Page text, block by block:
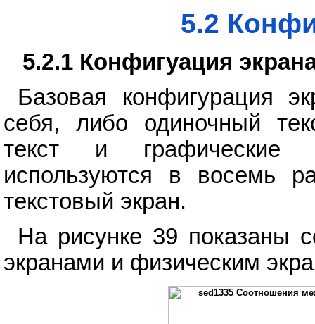
5.2
5.2.1 Конфигуация
Базовая конфигурация
себя, либо одиночный
текст и графические
используются в восемь
текстовый экран.
На рисунке 39 показаны
экранами и физическим